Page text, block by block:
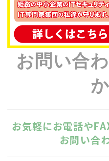
お問い合
お気軽にお電話や
お問い合